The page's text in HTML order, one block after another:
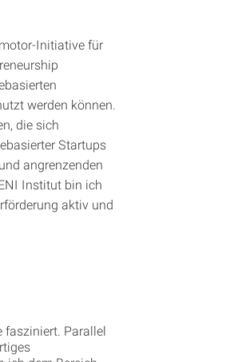
Initiative für
werden können.
die sich
Startups
angrenzenden
Institut bin ich
aktiv und
fasziniert. Parallel